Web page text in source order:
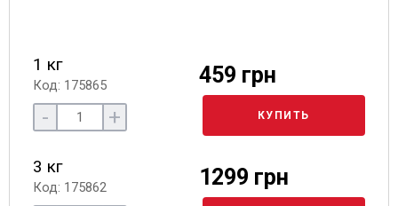
1 кг
Код: 175865 459 грн
- + КУПИТЬ
3 кг
Код: 175862 1299 грн